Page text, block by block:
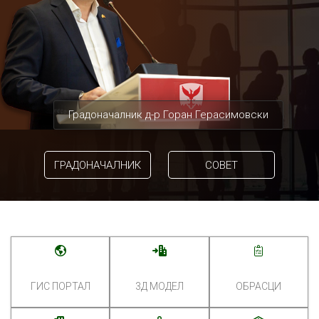
Градоначалник д-р Горан Герасимовски
ГРАДОНАЧАЛНИК СОВЕТ
ГИС ПОРТАЛ 3Д МОДЕЛ ОБРАСЦИ